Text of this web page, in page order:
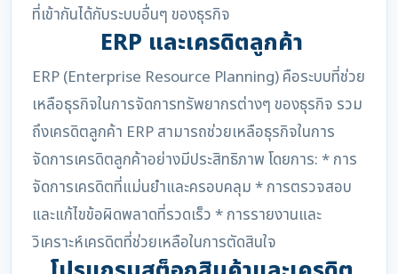
ที่เข้ากันได้กับระบบอื่นๆ ของธุรกิจ
ERP และเครดิตลูกค้า
ERP (Enterprise Resource Planning) คือระบบที่ช่วย
เหลือธุรกิจในการจัดการทรัพยากรต่างๆ ของธุรกิจ รวม
ถึงเครดิตลูกค้า ERP สามารถช่วยเหลือธุรกิจในการ
จัดการเครดิตลูกค้าอย่างมีประสิทธิภาพ โดยการ: * การ
จัดการเครดิตที่แม่นยำและครอบคลุม * การตรวจสอบ
และแก้ไขข้อผิดพลาดที่รวดเร็ว * การรายงานและ
วิเคราะห์เครดิตที่ช่วยเหลือในการตัดสินใจ